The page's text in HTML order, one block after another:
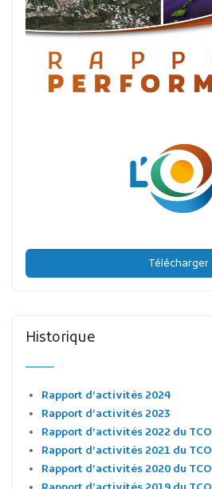
Télécharger
Historique
Rapport d’activités 2024
Rapport d’activités 2023
Rapport d’activités 2022 du TCO
Rapport d’activités 2021 du TCO
Rapport d’activités 2020 du TCO